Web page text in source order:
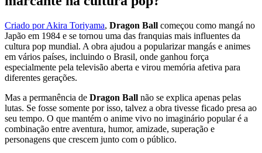
Criado por Akira Toriyama, Dragon Ball começou como mangá no
Japão em 1984 e se tornou uma das franquias mais influentes da
cultura pop mundial. A obra ajudou a popularizar mangás e animes
em vários países, incluindo o Brasil, onde ganhou força
especialmente pela televisão aberta e virou memória afetiva para
diferentes gerações.
Mas a permanência de Dragon Ball não se explica apenas pelas
lutas. Se fosse somente por isso, talvez a obra tivesse ficado presa ao
seu tempo. O que mantém o anime vivo no imaginário popular é a
combinação entre aventura, humor, amizade, superação e
personagens que crescem junto com o público.